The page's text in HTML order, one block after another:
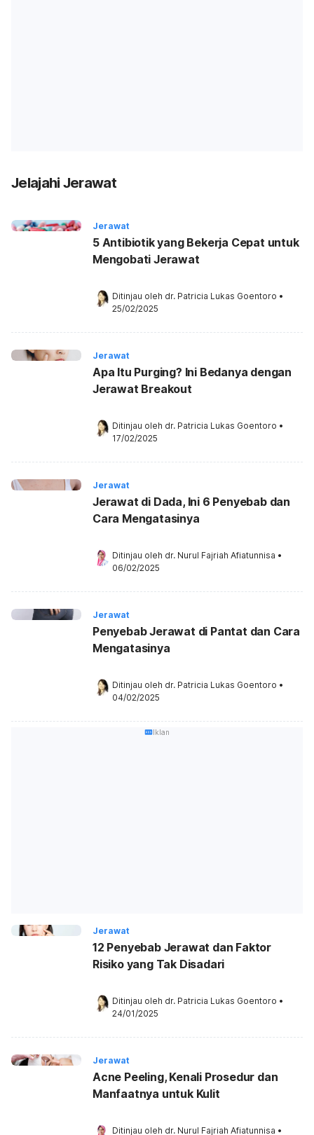
Jelajahi Jerawat
Jerawat
5 Antibiotik yang Bekerja Cepat untuk
Mengobati Jerawat
Ditinjau oleh dr. Patricia Lukas Goentoro •
25/02/2025
Jerawat
Apa Itu Purging? Ini Bedanya dengan
Jerawat Breakout
Ditinjau oleh dr. Patricia Lukas Goentoro •
17/02/2025
Jerawat
Jerawat di Dada, Ini 6 Penyebab dan
Cara Mengatasinya
Ditinjau oleh dr. Nurul Fajriah Afiatunnisa •
06/02/2025
Jerawat
Penyebab Jerawat di Pantat dan Cara
Mengatasinya
Ditinjau oleh dr. Patricia Lukas Goentoro •
04/02/2025
Iklan
Jerawat
12 Penyebab Jerawat dan Faktor
Risiko yang Tak Disadari
Ditinjau oleh dr. Patricia Lukas Goentoro •
24/01/2025
Jerawat
Acne Peeling, Kenali Prosedur dan
Manfaatnya untuk Kulit
Ditinjau oleh dr. Nurul Fajriah Afiatunnisa •